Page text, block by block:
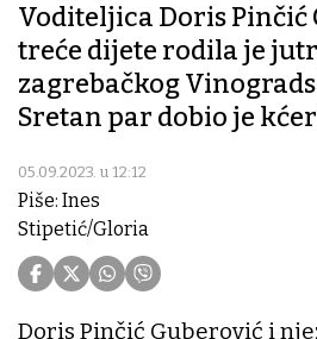
Voditeljica Doris Pinčić
treće dijete rodila je
zagrebačkog
Sretan par dobio je
05.09.2023. u 12:12
Piše: Ines
Stipetić/Gloria
Doris Pinčić Guberović i